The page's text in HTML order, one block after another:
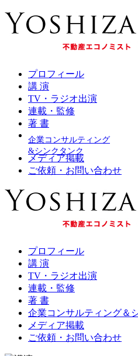
プロフィール
講 演
TV・ラジオ出演
連載・監修
著 書
企業コンサルティング
&シンクタンク
メディア掲載
ご依頼・お問い合わせ
プロフィール
講 演
TV・ラジオ出演
連載・監修
著 書
企業コンサルティング＆
メディア掲載
ご依頼・お問い合わせ